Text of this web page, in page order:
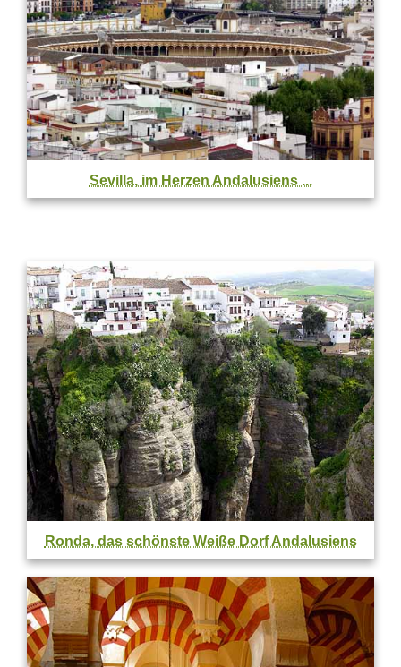
Sevilla, im Herzen Andalusiens ...
Ronda, das schönste Weiße Dorf Andalusiens